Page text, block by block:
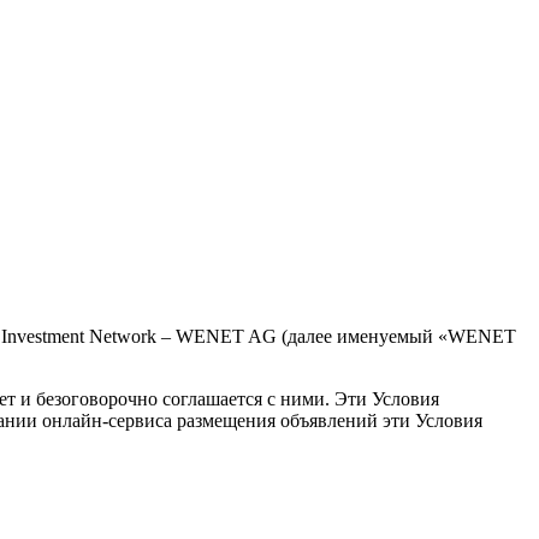
Network – WENET AG (далее именуемый «WENET
и безоговорочно соглашается с ними. Эти Условия
онлайн-сервиса размещения объявлений эти Условия